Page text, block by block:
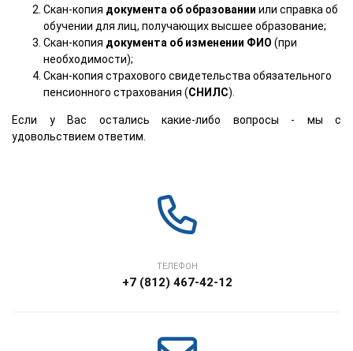
Скан-копия документа об образовании или справка об
обучении для лиц, получающих высшее образование;
Скан-копия документа об изменении ФИО (при
необходимости);
Скан-копия страхового свидетельства обязательного
пенсионного страхования (СНИЛС).
Если у Вас остались какие-либо вопросы - мы с
удовольствием ответим.
ТЕЛЕФОН
+7 (812) 467-42-12